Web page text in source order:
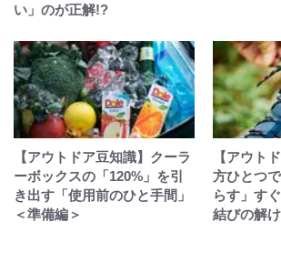
い」のが正解!?
【アウトドア豆知識】クーラ
ーボックスの「120%」を引
き出す「使用前のひと手間」
＜準備編＞
【アウト
方ひとつ
らす」す
結びの解